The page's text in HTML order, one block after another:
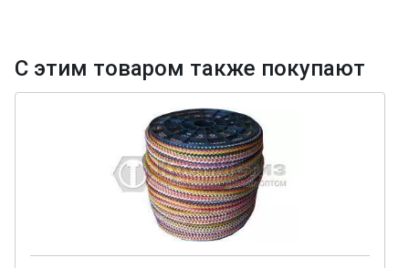
С этим товаром также покупают